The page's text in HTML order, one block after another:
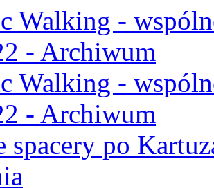
Walking -
- Archiwum
Walking -
- Archiwum
spacery po